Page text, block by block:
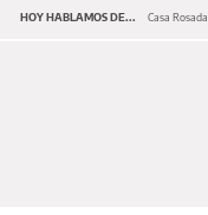
HOY HABLAMOS DE... Casa Rosada